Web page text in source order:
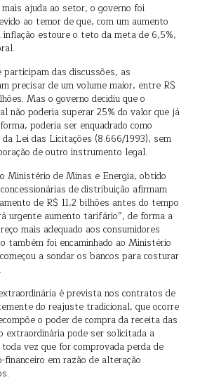
ajuda ao setor, o governo foi
ao temor de que, com um aumento
estoure o teto da meta de 6,5%,
participam das discussões, as
precisar de um volume maior, entre R$
Mas o governo decidiu que o
não poderia superar 25% do valor que já
poderia ser enquadrado como
Lei das Licitações (8.666/1993), sem
de outro instrumento legal.
Ministério de Minas e Energia, obtido
de distribuição afirmam
de R$ 11,2 bilhões antes do tempo
urgente aumento tarifário”, de forma a
mais adequado aos consumidores
também foi encaminhado ao Ministério
a sondar os bancos para costurar
é prevista nos contratos de
do reajuste tradicional, que ocorre
o poder de compra da receita das
extraordinária pode ser solicitada a
vez que for comprovada perda de
financeiro em razão de alteração